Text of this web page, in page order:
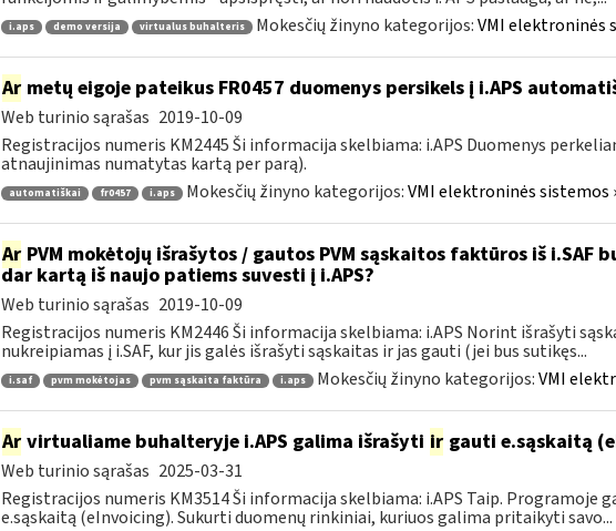
i.aps demo versija virtualus buhalteris Mokesčių žinyno kategorijos:VMI elektroninės
Armetų eigoje pateikus FR0457 duomenys persikels į i.APS
Web turinio sąrašas 2019-10-09
Registracijos numeris KM2445 Ši informacija skelbiama: i.APS Duomenys
atnaujinimas numatytas kartą per parą).
automatiškai fr0457 i.aps Mokesčių žinyno kategorijos:VMI elektroninės sistemos
ArPVM mokėtojų išrašytos / gautos PVM sąskaitos faktūros iš i.SAF
dar kartą iš naujo patiems suvesti į i.APS?
Web turinio sąrašas 2019-10-09
Registracijos numeris KM2446 Ši informacija skelbiama: i.APS Norint išrašyti
nukreipiamas į i.SAF, kur jis galės išrašyti sąskaitas ir jas gauti (jei bus sutikęs...
i.saf pvm mokėtojas pvm sąskaita faktūra i.aps Mokesčių žinyno kategorijos:VMI
Arvirtualiame buhalteryje i.APS galima išrašyti irgauti e.sąskaitą
Web turinio sąrašas 2025-03-31
Registracijos numeris KM3514 Ši informacija skelbiama: i.APS Taip. Programoje
e.sąskaitą (eInvoicing). Sukurti duomenų rinkiniai, kuriuos galima pritaikyti savo...